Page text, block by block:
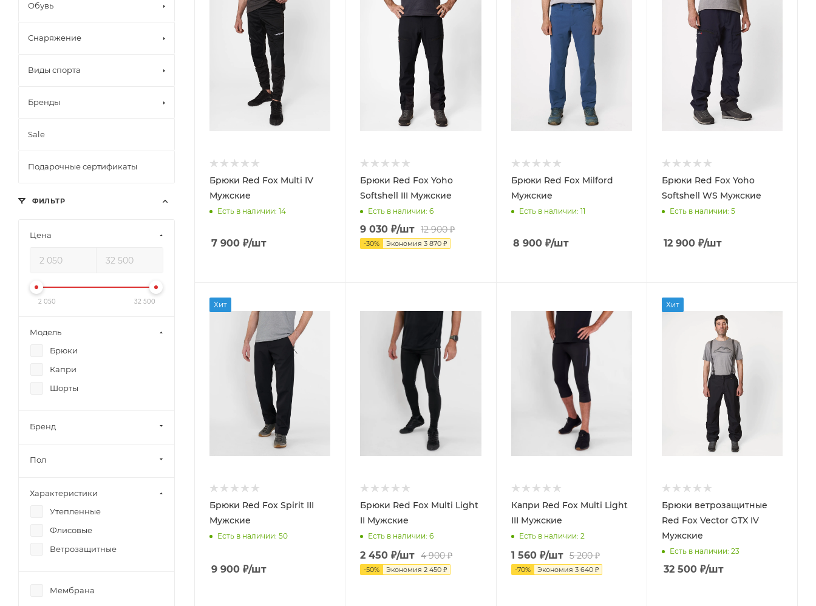
Брюки Red Fox Multi IV
Мужские
Есть в наличии: 14
7 900 ₽/шт
Брюки Red Fox Yoho
Softshell III Мужские
Есть в наличии: 6
9 030 ₽/шт 12 900₽
-30% Экономия3 870 ₽
Брюки Red Fox Milford
Мужские
Есть в наличии: 11
8 900₽/шт
Брюки Red Fox Yoho
Softshell WS Мужские
Есть в наличии: 5
12 900₽/шт
Хит
Брюки Red Fox Spirit III
Мужские
Есть в наличии: 50
9 900 ₽/шт
Брюки Red Fox Multi Light
II Мужские
Есть в наличии: 6
2 450 ₽/шт 4 900₽
-50% Экономия2 450 ₽
Капри Red Fox Multi Light
III Мужские
Есть в наличии: 2
1 560₽/шт 5 200₽
-70% Экономия 3 640₽
Хит
Брюки ветрозащитные
Red Fox Vector GTX IV
Мужские
Есть в наличии: 23
32 500₽/шт
Обувь
Снаряжение
Виды спорта
Бренды
Sale
Подарочные сертификаты
ФИЛЬТР
Цена
2 050 32 500
Модель
Брюки
Капри
Шорты
Бренд
Пол
Характеристики
Утепленные
Флисовые
Ветрозащитные
Мембрана